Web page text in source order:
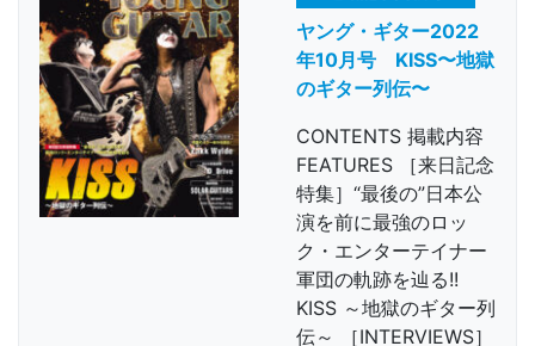
ヤング・ギター2022
年10月号 KISS〜地獄
のギター列伝〜
CONTENTS 掲載内容
FEATURES ［来日記念
特集］“最後の”日本公
演を前に最強のロッ
ク・エンターテイナー
軍団の軌跡を辿る!!
KISS ～地獄のギター列
伝～ ［INTERVIEWS］